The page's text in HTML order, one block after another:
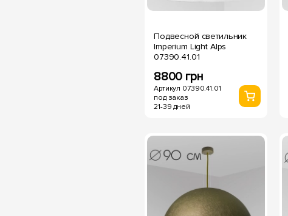
Подвесной светильник
Imperium Light Alps
07390.41.01
8800 грн
Артикул 07390.41.01
под заказ
21-39 дней